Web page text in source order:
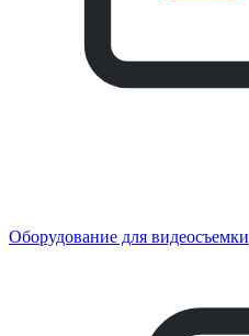
Оборудование для видеосъемки